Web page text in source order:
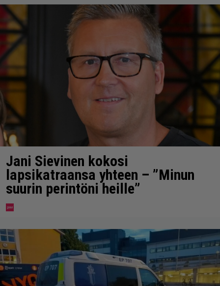
Jani Sievinen kokosi
lapsikatraansa yhteen – ”Minun
suurin perintöni heille”